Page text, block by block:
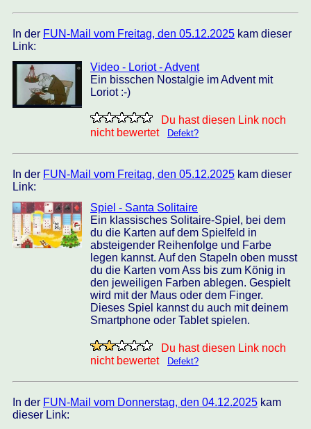
In der FUN-Mail vom Freitag, den 05.12.2025 kam dieser
Link:
Video - Loriot - Advent
Ein bisschen Nostalgie im Advent mit
Loriot :-)
Du hast diesen Link noch
nicht bewertet
Defekt?
In der FUN-Mail vom Freitag, den 05.12.2025 kam dieser
Link:
Spiel - Santa Solitaire
Ein klassisches Solitaire-Spiel, bei dem
du die Karten auf dem Spielfeld in
absteigender Reihenfolge und Farbe
legen kannst. Auf den Stapeln oben musst
du die Karten vom Ass bis zum König in
den jeweiligen Farben ablegen. Gespielt
wird mit der Maus oder dem Finger.
Dieses Spiel kannst du auch mit deinem
Smartphone oder Tablet spielen.
Du hast diesen Link noch
nicht bewertet
Defekt?
In der FUN-Mail vom Donnerstag, den 04.12.2025 kam
dieser Link: